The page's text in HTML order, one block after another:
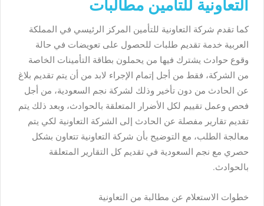
التعاونية للتأمين مطالبات
كما تقدم شركة التعاونية للتأمين المركز الرئيسي في المملكة
العربية خدمة تقديم طلبات للحصول على تعويضات في حالة
وقوع حوادث يشترك فيها من يحملون بطاقة التأمينات الخاصة
من الشركة، فقط من أجل إتمام الإجراء لابد من أن يتم تقديم بلاغ
عن الحادث من دون تأخير وذلك لشركة نجم السعودية، من أجل
فحص وعمل تقييم لكل الأضرار المتعلقة بالحوادث، وبعد ذلك يتم
تقديم تقارير مفصلة عن الحادث إلى الشركة التعاونية لكي يتم
معالجة الطلب، مع التوضيح بأن شركة التعاونية تتعاون بشكل
حصري مع نجم السعودية في تقديم كل التقارير المتعلقة
بالحوادث.
خطوات الاستعلام عن مطالبة من التعاونية